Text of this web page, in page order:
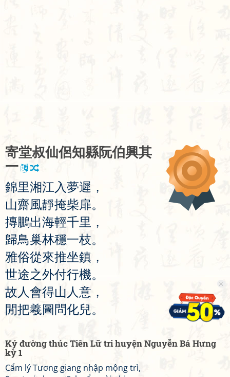
寄堂叔仙侶知縣阮伯興其
一
錦里湘江入夢遲 ，
山齋風靜掩柴扉。
摶鵬出海輕千里 ，
歸鳥巢林穩一枝。
雅俗從來推坐鎮 ，
世途之外付行機。
故 人會得山 人意 ，
閒把羲圖 問化兒。
Ký đường thúc Tiên Lữ tri huyện Nguyễn Bá Hưng
kỳ 1
Cẩm lý Tương giang nhập mộng trì,